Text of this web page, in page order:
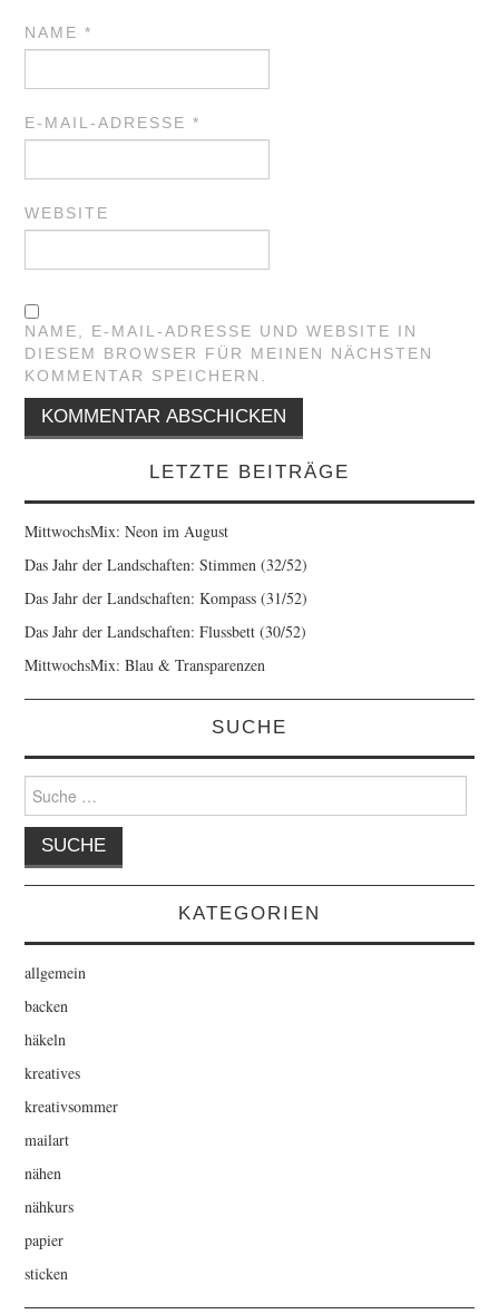
NAME*
E-MAIL-ADRESSE*
WEBSITE
NAME, E-MAIL-ADRESSE UND WEBSITE IN
DIESEM BROWSER FÜR MEINEN NÄCHSTEN
KOMMENTAR SPEICHERN.
LETZTE BEITRÄGE
MittwochsMix: Neon im August
Das Jahr der Landschaften: Stimmen (32/52)
Das Jahr der Landschaften: Kompass (31/52)
Das Jahr der Landschaften: Flussbett (30/52)
MittwochsMix: Blau & Transparenzen
SUCHE
Suche
nach:
KATEGORIEN
allgemein
backen
häkeln
kreatives
kreativsommer
mailart
nähen
nähkurs
papier
sticken